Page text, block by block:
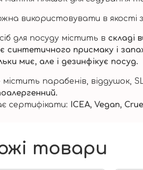
використовувати в якості
для посуду містить в складі
синтетичного присмаку і
миє, але і дезинфікує посуд.
містить парабенів, віддушок,
сертифікати: ICEA, Vegan,
товари